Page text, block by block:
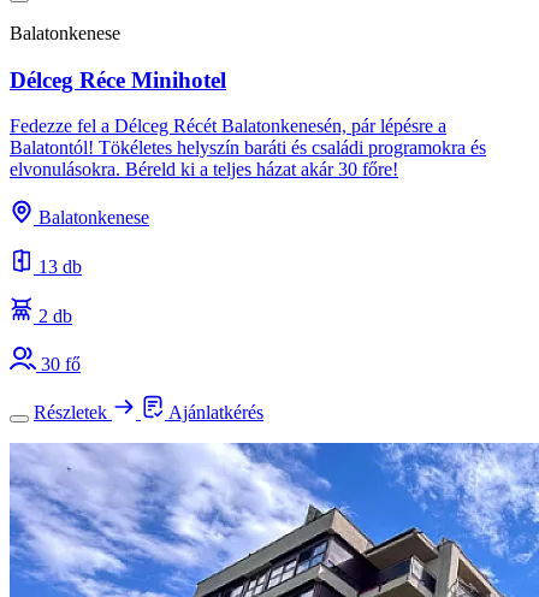
Balatonkenese
Délceg Réce Minihotel
Fedezze fel a Délceg Récét Balatonkenesén, pár lépésre a
Balatontól! Tökéletes helyszín baráti és családi programokra és
elvonulásokra. Béreld ki a teljes házat akár 30 főre!
Balatonkenese
13 db
2 db
30 fő
Részletek Ajánlatkérés